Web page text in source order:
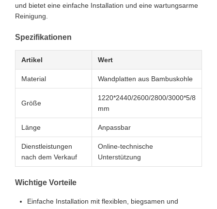
und bietet eine einfache Installation und eine wartungsarme
Reinigung.
Spezifikationen
Artikel Wert
Material Wandplatten aus Bambuskohle
Größe
1220*2440/2600/2800/3000*5/8
mm
Länge Anpassbar
Dienstleistungen
nach dem Verkauf
Online-technische
Unterstützung
Wichtige Vorteile
Einfache Installation mit flexiblen, biegsamen und